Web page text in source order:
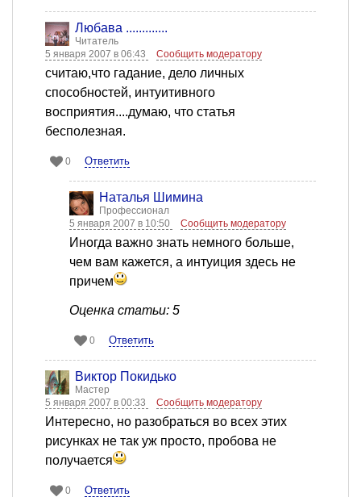
Любава .............
Читатель
5 января 2007 в 06:43
Сообщить модератору
считаю,что гадание, дело личных
способностей, интуитивного
восприятия....думаю, что статья
бесполезная.
0 Ответить
Наталья Шимина
Профессионал
5 января 2007 в 10:50
Сообщить модератору
Иногда важно знать немного больше,
чем вам кажется, а интуиция здесь не
причем
Оценка статьи: 5
0 Ответить
Виктор Покидько
Мастер
5 января 2007 в 00:33
Сообщить модератору
Интересно, но разобраться во всех этих
рисунках не так уж просто, пробова не
получается
0 Ответить